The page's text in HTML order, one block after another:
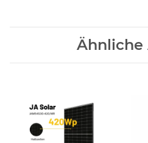
Ähnliche